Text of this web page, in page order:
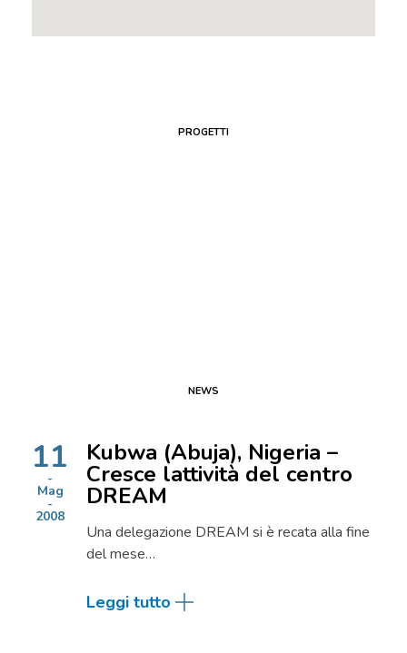
PROGETTI
NEWS
11
Mag
2008
Kubwa (Abuja), Nigeria –
Cresce lattività del centro
DREAM
Una delegazione DREAM si è recata alla fine
del mese…
Leggi tutto